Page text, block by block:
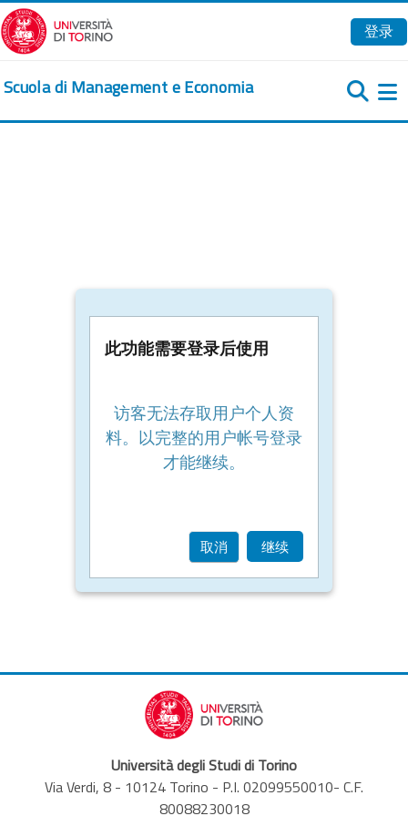
跳到主要内容
登录
Scuola di Management e Economia
此功能需要登录后使用
访客无法存取用户个人资
料。以完整的用户帐号登录
才能继续。
取消 继续
Università degli Studi di Torino
Via Verdi, 8 - 10124 Torino - P.I. 02099550010- C.F.
80088230018